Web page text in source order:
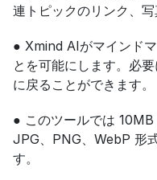
連トピックのリンク、写
● Xmind AIがマインド
とを可能にします。必
に戻ることができます。
● このツールでは
JPG、PNG、WebP 形
す。